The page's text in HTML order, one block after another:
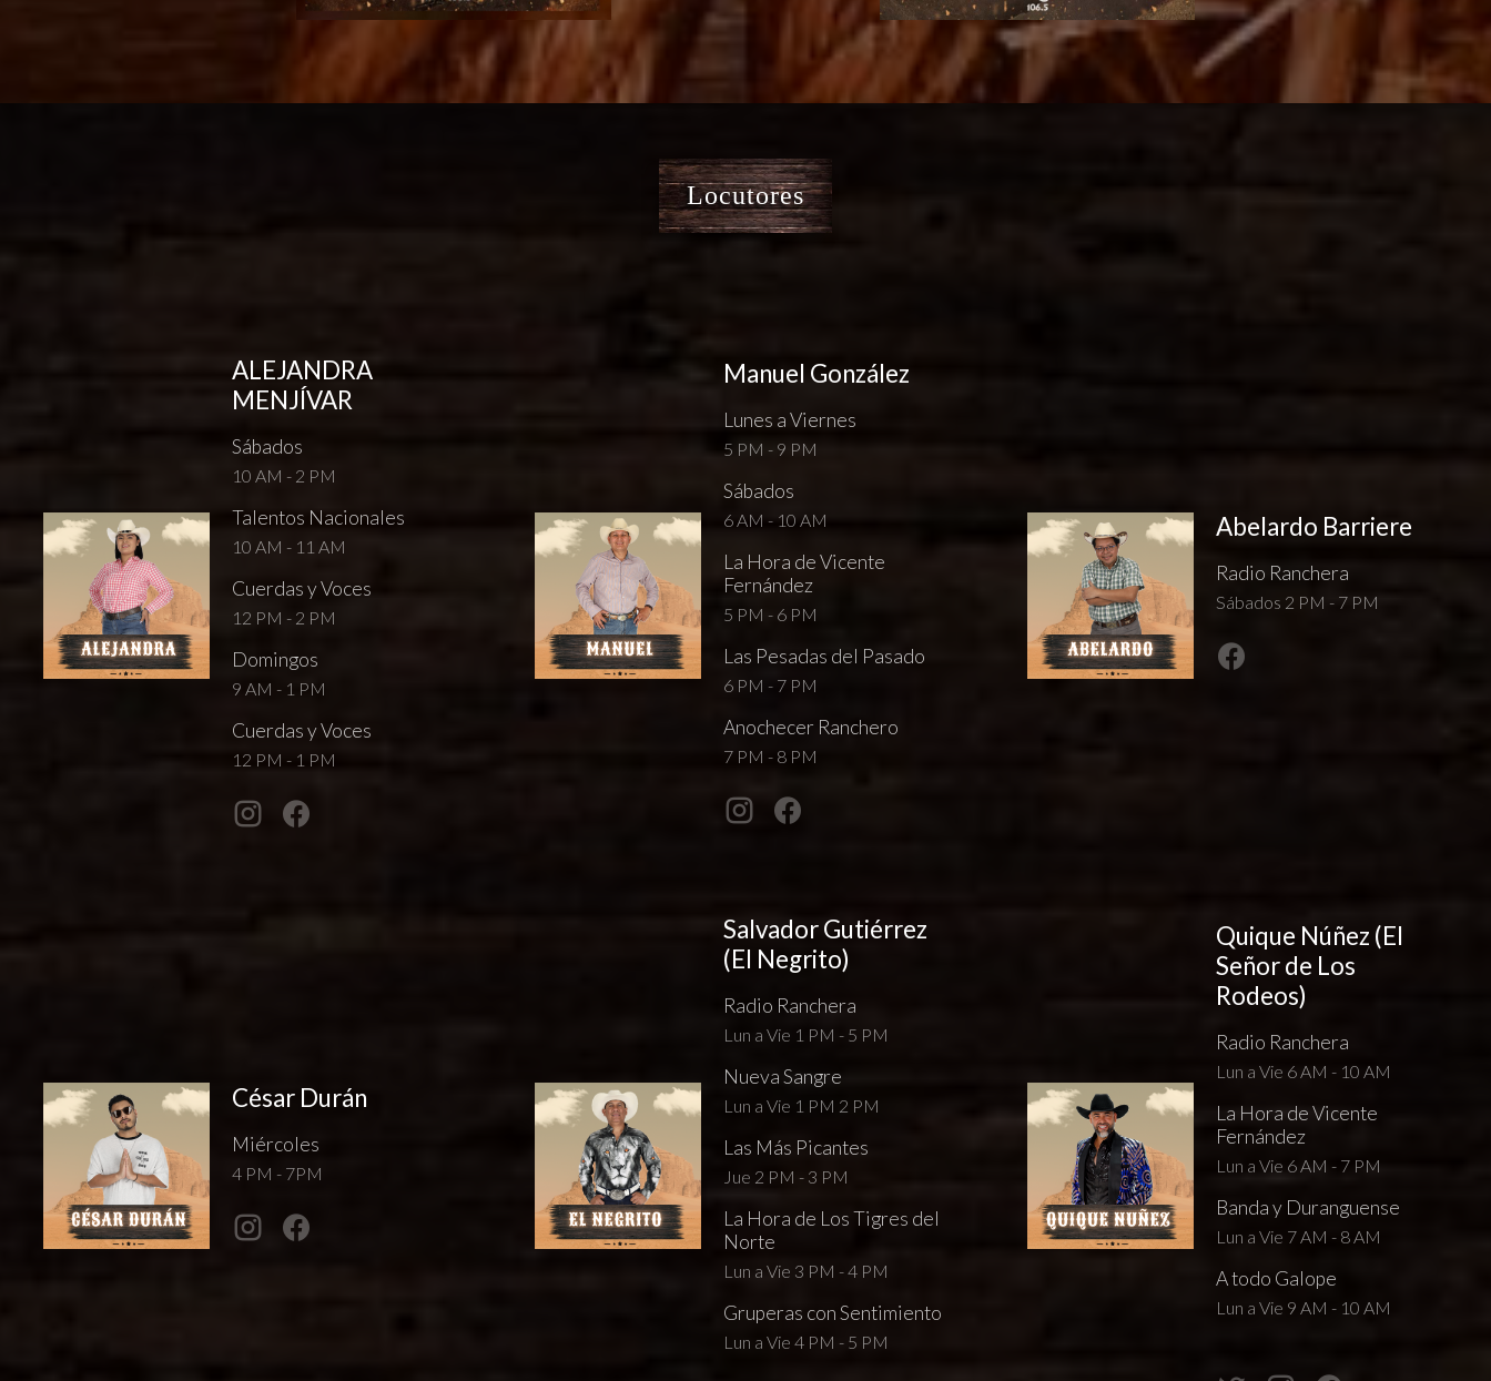
Locutores
ALEJANDRA
MENJÍVAR
Sábados
10 AM - 2 PM
Talentos Nacionales
10 AM - 11 AM
Cuerdas y Voces
12 PM - 2 PM
Domingos
9 AM - 1 PM
Cuerdas y Voces
12 PM - 1 PM
Manuel González
Lunes a Viernes
5 PM - 9 PM
Sábados
6 AM - 10 AM
La Hora de Vicente
Fernández
5 PM - 6 PM
Las Pesadas del Pasado
6 PM - 7 PM
Anochecer Ranchero
7 PM - 8 PM
Abelardo Barriere
Radio Ranchera
Sábados 2 PM - 7 PM
César Durán
Miércoles
4 PM - 7PM
Salvador Gutiérrez
(El Negrito)
Radio Ranchera
Lun a Vie 1 PM - 5 PM
Nueva Sangre
Lun a Vie 1 PM 2 PM
Las Más Picantes
Jue 2 PM - 3 PM
La Hora de Los Tigres del
Norte
Lun a Vie 3 PM - 4 PM
Gruperas con Sentimiento
Lun a Vie 4 PM - 5 PM
Quique Núñez (El
Señor de Los
Rodeos)
Radio Ranchera
Lun a Vie 6 AM - 10 AM
La Hora de Vicente
Fernández
Lun a Vie 6 AM - 7 PM
Banda y Duranguense
Lun a Vie 7 AM - 8 AM
A todo Galope
Lun a Vie 9 AM - 10 AM